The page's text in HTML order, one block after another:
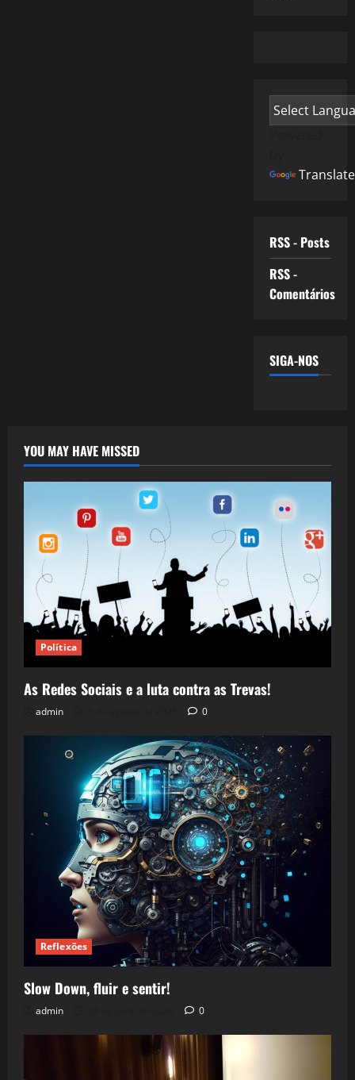
Translate
RSS - Posts
RSS -
Comentários
SIGA-NOS
YOU MAY HAVE MISSED
Política
As Redes Sociais e a luta contra as Trevas!
admin 0
Reflexões
Slow Down, fluir e sentir!
admin 0